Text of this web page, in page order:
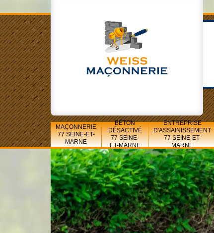
MAÇONNERIE
77 SEINE-ET-
MARNE
BÉTON
DÉSACTIVÉ
77 SEINE-
ET-MARNE
ENTREPRISE
D'ASSAINISSEMENT
77 SEINE-ET-
MARNE